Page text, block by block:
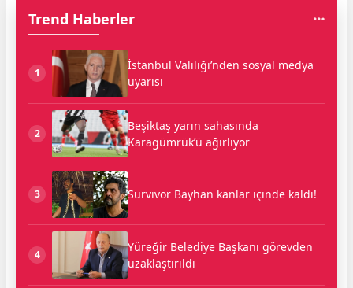
Trend Haberler
1
İstanbul Valiliği’nden sosyal medya
uyarısı
2
Beşiktaş yarın sahasında
Karagümrük’ü ağırlıyor
3 Survivor Bayhan kanlar içinde kaldı!
4
Yüreğir Belediye Başkanı görevden
uzaklaştırıldı